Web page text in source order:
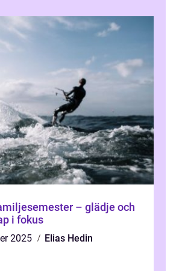
– glädje och
i fokus
2025
Elias Hedin